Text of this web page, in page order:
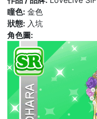
瞳色: 金色
狀態: 入坑
角色圖: